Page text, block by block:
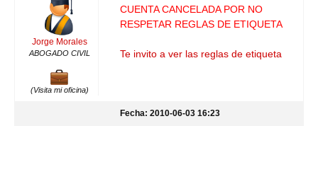
Jorge Morales
ABOGADO CIVIL
(Visita mi oficina)
CUENTA CANCELADA POR NO
RESPETAR REGLAS DE ETIQUETA
Te invito a ver las reglas de etiqueta
Fecha: 2010-06-03 16:23